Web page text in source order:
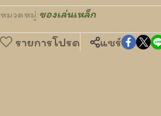
หมวดหมู่:ของเล่นเหล็ก
รายการโปรด แชร์